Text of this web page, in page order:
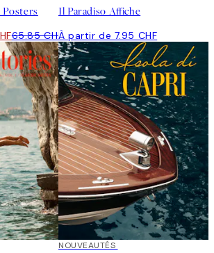
65.85 CHF
Il Paradiso Affiche
À partir de 7.95 CHF
NOUVEAUTÉS